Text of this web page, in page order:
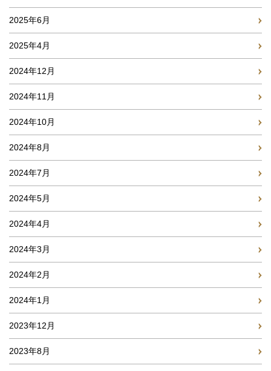
2025年6月
2025年4月
2024年12月
2024年11月
2024年10月
2024年8月
2024年7月
2024年5月
2024年4月
2024年3月
2024年2月
2024年1月
2023年12月
2023年8月